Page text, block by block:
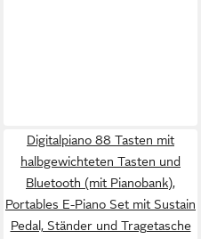
Digitalpiano 88 Tasten mit
halbgewichteten Tasten und
Bluetooth (mit Pianobank),
Portables E-Piano Set mit Sustain
Pedal, Ständer und Tragetasche